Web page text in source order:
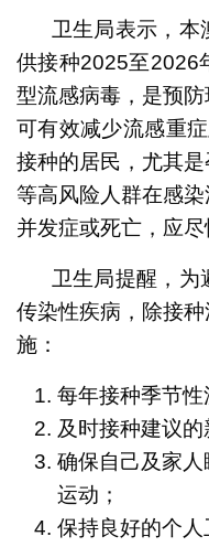
卫生局表示，本
供接种2025至2026
型流感病毒，是预
可有效减少流感重
接种的居民，尤其
等高风险人群在感
并发症或死亡，应尽
卫生局提醒，为
传染性疾病，除接
施：
每年接种季节性
及时接种建议的
确保自己及家
运动；
保持良好的个人